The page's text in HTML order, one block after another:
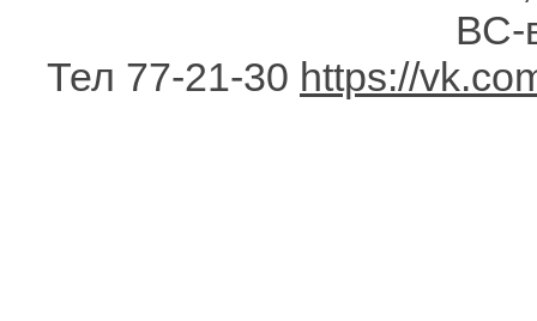
ВС-
Тел 77-21-30 https://